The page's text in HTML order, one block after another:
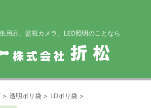
用品、監視カメラ、LED照明のことなら
> 透明ポリ袋 > LDポリ袋 >